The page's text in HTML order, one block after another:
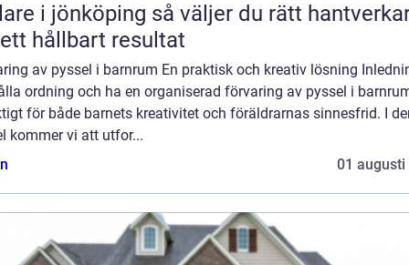
så väljer du rätt hantverkare
hållbart resultat
av pyssel i barnrum En praktisk och kreativ lösning
ordning och ha en organiserad förvaring av pyssel i
för både barnets kreativitet och föräldrarnas sinnesfrid. I
kommer vi att utfor...
01 augusti